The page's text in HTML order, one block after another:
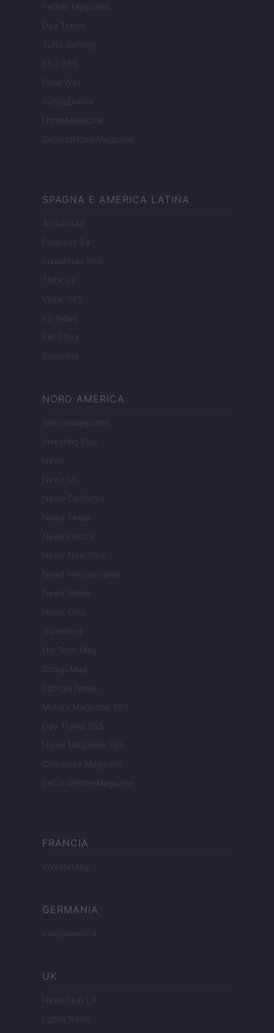
People Magazine
Day Travel
Tutto Gaming
ESG 365
Food Wiki
FuturoDonna
HomeMagazine
SecondHomeMagazine
SPAGNA E AMERICA LATINA
Actualidad
Finanzas 24
Investindo 365
Think.es
Viajar 365
ES Newz
Pet Story
Encocina
NORD AMERICA
Womanmagazine
Investing Plus
Newz
Newz US
Newz California
Newz Texas
Newz Florida
Newz New York
Newz Pennsylvania
Newz Illinois
Newz Ohio
Gameland
Hig Tech Mag
Scoop Mag
Lgbtqia News
Motors Magazine 365
Day Travel 365
Home Magazine 365
Cineverse Magazine
SecondHomeMagazine
FRANCIA
InvestirMag
GERMANIA
Investieren24
UK
News Hub UK
Lgbtq News